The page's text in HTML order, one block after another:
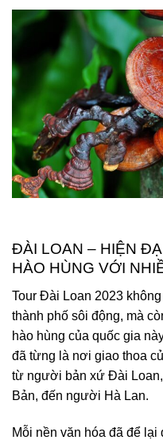
ĐÀI LOAN – HIỆN
HÀO HÙNG VỚI
Tour Đài Loan 2023
thành phố sôi động, mà
hào hùng của quốc gia
đã từng là nơi giao thoa
từ người bản xứ Đài
Bản, đến người Hà Lan.
Mỗi nền văn hóa đã để lại